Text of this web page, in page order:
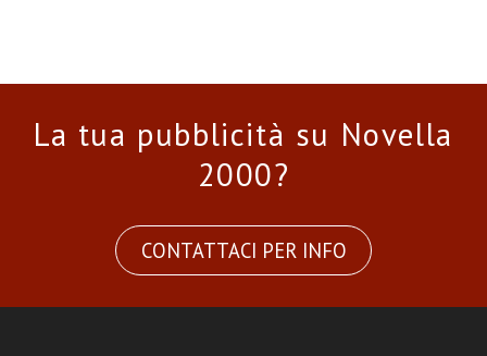
La tua pubblicità su Novella
2000?
CONTATTACI PER INFO